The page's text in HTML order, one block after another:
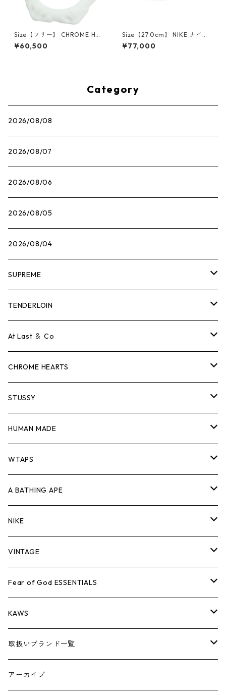
Size【フリー】 CHROME HEA
RTS クロム・ハーツ CH Cross
SINGLE Hoop Earring WHITE
¥60,500
Size【27.0cm】 NIKE ナイキ
×Travis Scott AIR JORDAN 1
LOW OG SP Muslin/Shy Pink
¥77,000
Category
2026/08/08
2026/08/07
2026/08/06
2026/08/05
2026/08/04
SUPREME
Tシャツ
ロンTEE
スウェット/ニット
シャツ
ジャケット
パンツ
キャップ・ハット
バッグ
シューズ
小物
コラボレーション
×THE NORTH FACE
×COMME des GARCONS
シーズンアイテム
26SS
BOX LOGOアイテム
TENDERLOIN
Tシャツ
ロンTEE
スウェット/ニット
シャツ
ジャケット
パンツ
キャップ・ハット
バッグ
シューズ
小物
At Last ＆ Co
Tシャツ
ロンTEE
スウェット/ニット
シャツ
ジャケット
パンツ
キャップ・ハット
バッグ
シューズ
小物
CHROME HEARTS
Tシャツ
ロンTEE
スウェット/ニット
シャツ
ジャケット
パンツ
キャップ・ハット
バッグ
シューズ
小物
STUSSY
Tシャツ
ロンTEE
スウェット/ニット
シャツ
ジャケット
パンツ
キャップ・ハット
バッグ
シューズ
HUMAN MADE
Tシャツ
ロンT
スウェット/ニット
シャツ
ジャケット
パンツ
キャップ
バッグ
WTAPS
Tシャツ
ロンTEE
スウェット/ニット
シャツ
ジャケット
パンツ
キャップ・ハット
A BATHING APE
Tシャツ
ロンTEE
スウェット/ニット
シャツ
ジャケット
パンツ
NIKE
シューズ
AIR JORDAN 1
AIR JORDAN 3
アパレル・小物
VINTAGE
Tシャツ
ロンTEE
スウェット/ニット
ジャケット
Fear of God ESSENTIALS
Tシャツ
ロンTEE
スウェット/ニット
KAWS
アパレル
小物
取扱いブランド一覧
A
アーカイブ